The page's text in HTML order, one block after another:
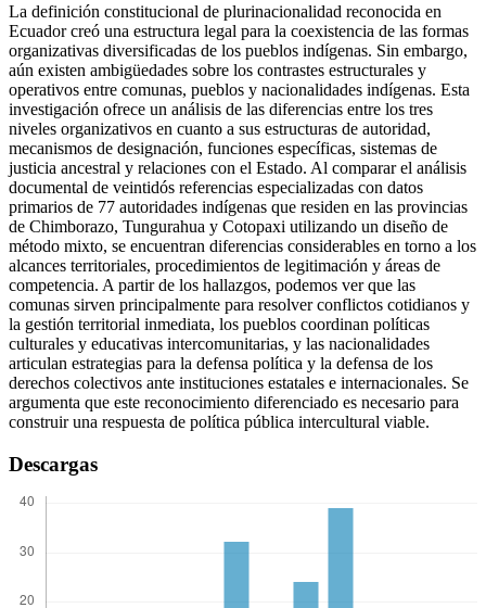
La definición constitucional de plurinacionalidad reconocida en
Ecuador creó una estructura legal para la coexistencia de las formas
organizativas diversificadas de los pueblos indígenas. Sin embargo,
aún existen ambigüedades sobre los contrastes estructurales y
operativos entre comunas, pueblos y nacionalidades indígenas. Esta
investigación ofrece un análisis de las diferencias entre los tres
niveles organizativos en cuanto a sus estructuras de autoridad,
mecanismos de designación, funciones específicas, sistemas de
justicia ancestral y relaciones con el Estado. Al comparar el análisis
documental de veintidós referencias especializadas con datos
primarios de 77 autoridades indígenas que residen en las provincias
de Chimborazo, Tungurahua y Cotopaxi utilizando un diseño de
método mixto, se encuentran diferencias considerables en torno a los
alcances territoriales, procedimientos de legitimación y áreas de
competencia. A partir de los hallazgos, podemos ver que las
comunas sirven principalmente para resolver conflictos cotidianos y
la gestión territorial inmediata, los pueblos coordinan políticas
culturales y educativas intercomunitarias, y las nacionalidades
articulan estrategias para la defensa política y la defensa de los
derechos colectivos ante instituciones estatales e internacionales. Se
argumenta que este reconocimiento diferenciado es necesario para
construir una respuesta de política pública intercultural viable.
Descargas